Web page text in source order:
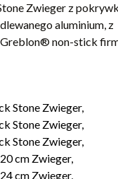
Zwieger z
aluminium, z
Greblon® non-stick
Stone Zwieger,
Stone Zwieger,
Stone Zwieger,
cm Zwieger,
cm Zwieger,